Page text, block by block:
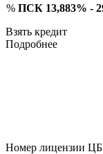
% ПСК 13,883% -
Взять кредит
Подробнее
Номер лицензии